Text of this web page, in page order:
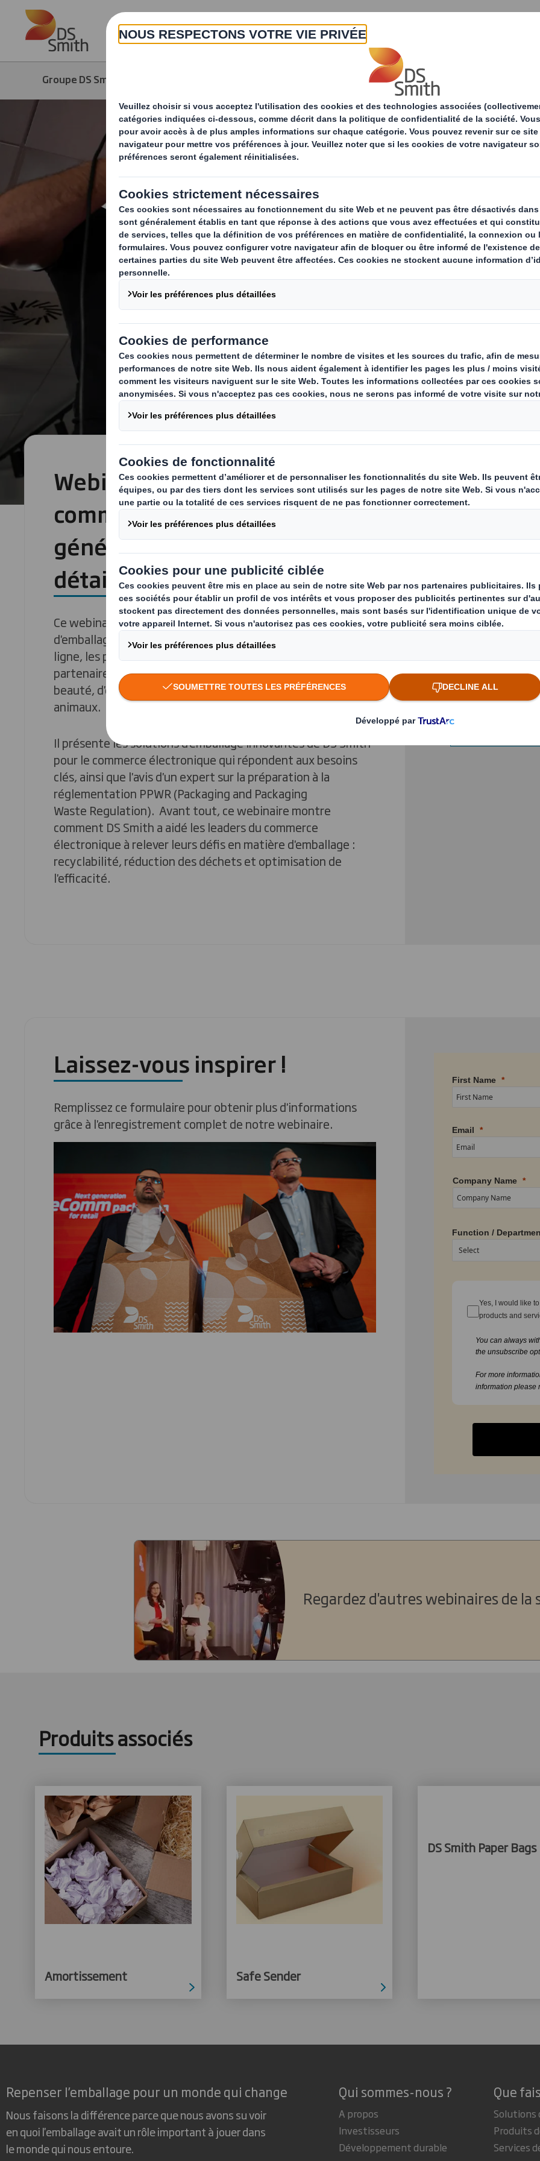
Skip to main content
A propos Produits & Services
Groupe DS Smith Webinaire | Emballages e-commerce nouvelle
Webinaire | Emballages e-
commerce nouvelle
génération pour la vente au
détail
Ce webinaire explore les principaux défis en matière
d'emballage auxquels sont confrontés les détaillants en
ligne, les propriétaires de marques, les fabricants et les
partenaires logistiques, ainsi que les marques de mode, de
beauté, d'électronique, d'ameublement et de soins pour
animaux.
Il présente les solutions d'emballage innovantes de DS Smith
pour le commerce électronique qui répondent aux besoins
clés, ainsi que l'avis d'un expert sur la préparation à la
réglementation PPWR (Packaging and Packaging
Waste Regulation). Avant tout, ce webinaire montre
comment DS Smith a aidé les leaders du commerce
électronique à relever leurs défis en matière d'emballage :
recyclabilité, réduction des déchets et optimisation de
l'efficacité.
Carousel. Use
Previous slide
Cliquez pour agrandir
Laissez-vous inspirer !
Remplissez ce formulaire pour obtenir plus d'informations
grâce à l'enregistrement complet de notre webinaire.
First Name
Email
Company Name
Function /
Yes, I would like
products and
You can always
the unsubscribe
For more
information please
Regardez d'autres webinaires de la
Produits associés
Amortissement Safe Sender
DS Smith Paper Bags
Repenser l’emballage pour un monde qui change
Nous faisons la différence parce que nous avons su voir
en quoi l'emballage avait un rôle important à jouer dans
le monde qui nous entoure.
Qui sommes-nous ?
A propos
Investisseurs
Développement durable
Que
Solutions
Produits
Services